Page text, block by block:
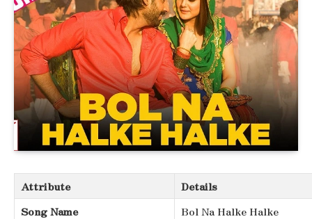
Attribute
Details
Song Name
Bol Na Halke Halke